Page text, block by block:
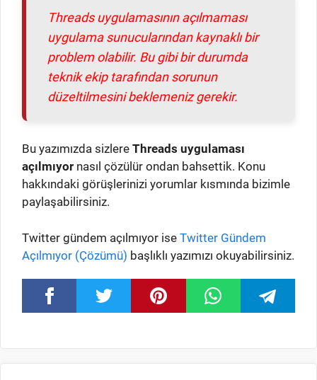
Threads uygulamasının açılmaması
uygulama sunucularından kaynaklı bir
problem olabilir. Bu gibi bir durumda
teknik ekip tarafından sorunun
düzeltilmesini beklemeniz gerekir.
Bu yazımızda sizlere Threads uygulaması
açılmıyor nasıl çözülür ondan bahsettik. Konu
hakkındaki görüşlerinizi yorumlar kısmında bizimle
paylaşabilirsiniz.
Twitter gündem açılmıyor ise Twitter Gündem
Açılmıyor (Çözümü) başlıklı yazımızı okuyabilirsiniz.